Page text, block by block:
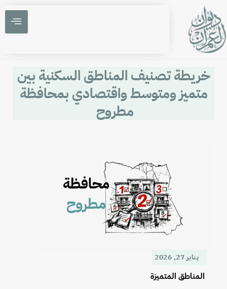
خريطة تصنيف المناطق السكنية بين
متميز ومتوسط واقتصادي بمحافظة
مطروح
يناير 27, 2026
المناطق المتميزة